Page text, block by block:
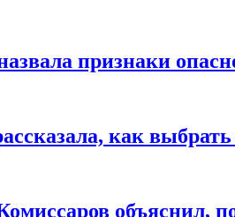
признаки
как
объяснил,